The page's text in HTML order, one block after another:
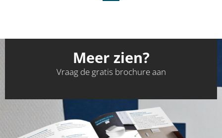
Meer zien?
Vraag de gratis brochure aan